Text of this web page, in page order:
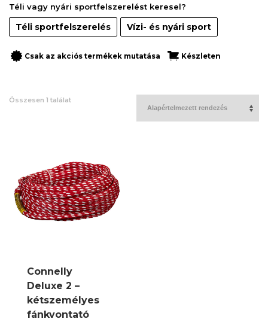
Téli vagy nyári sportfelszerelést keresel?
Téli sportfelszerelés Vízi- és nyári sport
Csak az akciós termékek mutatása Készleten
Összesen 1 találat
Connelly
Deluxe 2 –
kétszemélyes
fánkvontató